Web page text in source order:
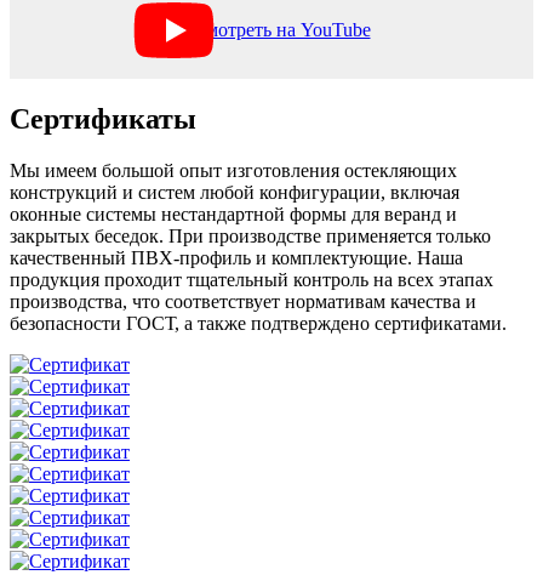
Сертификаты
Мы имеем большой опыт изготовления остекляющих
конструкций и систем любой конфигурации, включая
оконные системы нестандартной формы для веранд и
закрытых беседок. При производстве применяется только
качественный ПВХ-профиль и комплектующие. Наша
продукция проходит тщательный контроль на всех этапах
производства, что соответствует нормативам качества и
безопасности ГОСТ, а также подтверждено сертификатами.